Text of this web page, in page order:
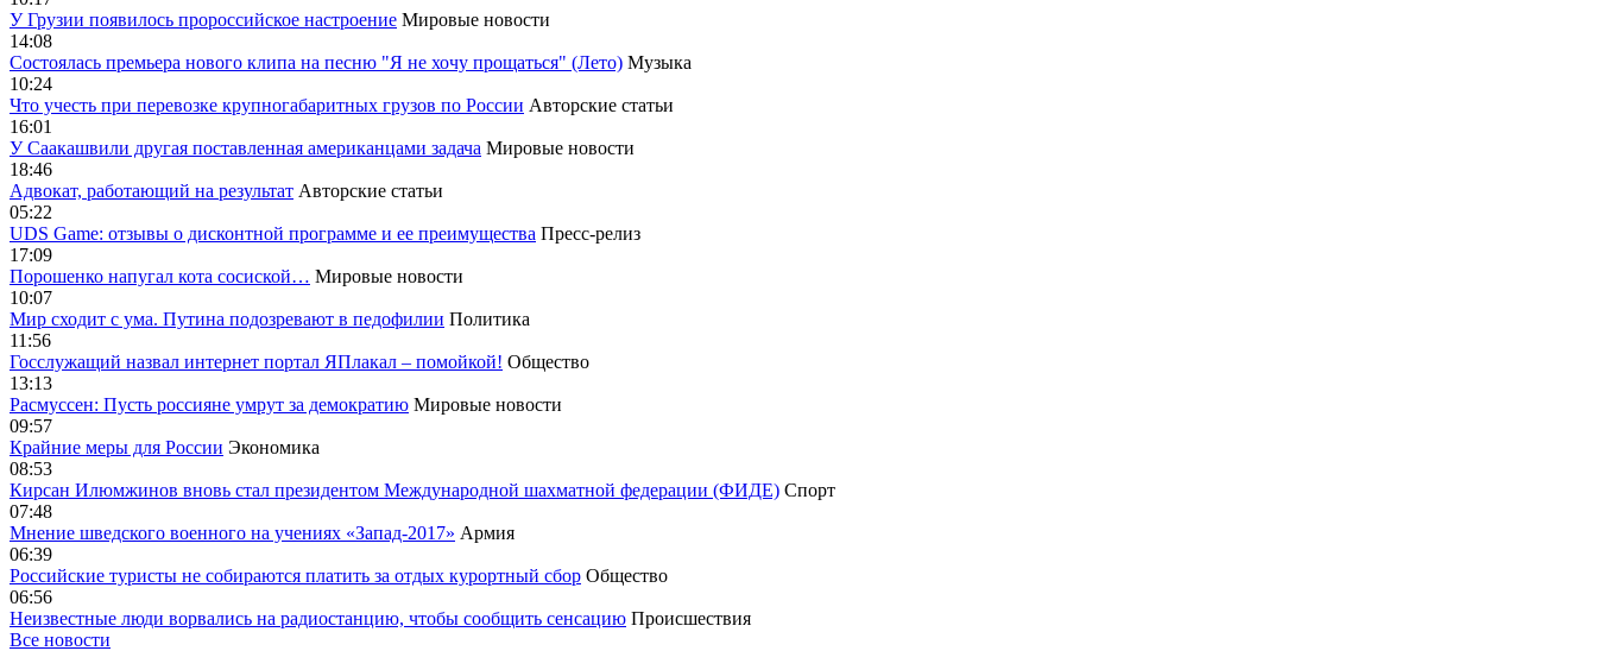
У Грузии появилось пророссийское настроение Мировые новости
14:08
Cостоялась премьера нового клипа на песню "Я не хочу прощаться" (Лето) Музыка
10:24
Что учесть при перевозке крупногабаритных грузов по России Авторские статьи
16:01
У Саакашвили другая поставленная американцами задача Мировые новости
18:46
Адвокат, работающий на результат Авторские статьи
05:22
UDS Game: отзывы о дисконтной программе и ее преимущества Пресс-релиз
17:09
Порошенко напугал кота сосиской… Мировые новости
10:07
Мир сходит с ума. Путина подозревают в педофилии Политика
11:56
Госслужащий назвал интернет портал ЯПлакал – помойкой! Общество
13:13
Расмуссен: Пусть россияне умрут за демократию Мировые новости
09:57
Крайние меры для России Экономика
08:53
Кирсан Илюмжинов вновь стал президентом Международной шахматной федерации (ФИДЕ) Спорт
07:48
Мнение шведского военного на учениях «Запад-2017» Армия
06:39
Российские туристы не собираются платить за отдых курортный сбор Общество
06:56
Неизвестные люди ворвались на радиостанцию, чтобы сообщить сенсацию Происшествия
Все новости